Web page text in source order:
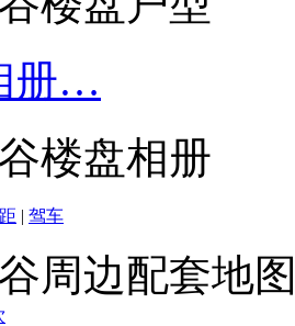
册…
楼盘相册
| 驾车
周边配套地